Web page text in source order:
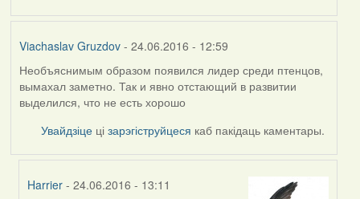
Viachaslav Gruzdov- 24.06.2016 - 12:59
Необъяснимым образом появился лидер среди птенцов,
вымахал заметно. Так и явно отстающий в развитии
выделился, что не есть хорошо
Увайдзіце цізарэгіструйцеся каб пакідаць каментары.
Harrier - 24.06.2016 - 13:11